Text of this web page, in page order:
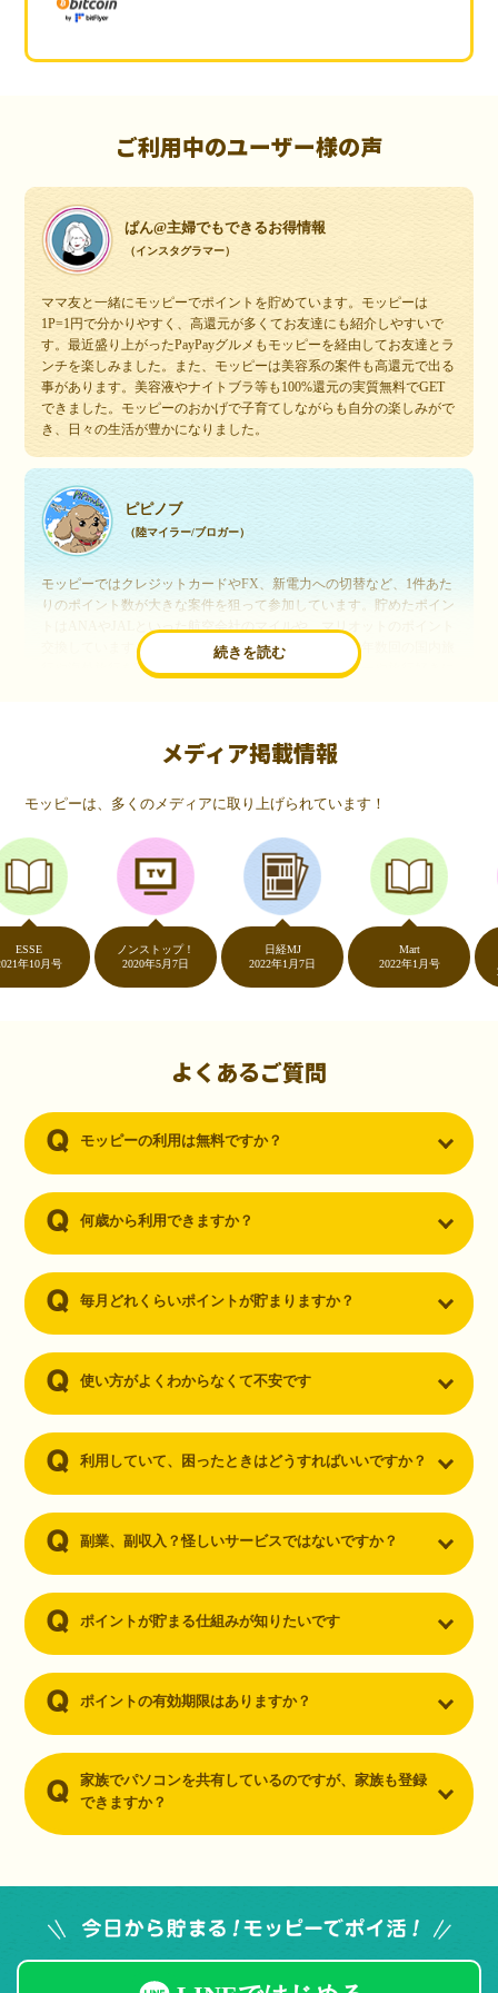
ご利用中のユーザー様の声
ぱん@主婦でもできるお得情報
（インスタグラマー）
ママ友と一緒にモッピーでポイントを貯めています。モッピーは
1P=1円で分かりやすく、高還元が多くてお友達にも紹介しやすいで
す。最近盛り上がったPayPayグルメもモッピーを経由してお友達とラ
ンチを楽しみました。また、モッピーは美容系の案件も高還元で出る
事があります。美容液やナイトブラ等も100%還元の実質無料でGET
できました。モッピーのおかげで子育てしながらも自分の楽しみがで
き、日々の生活が豊かになりました。
続きを読む
ピピノブ
（陸マイラー/ブロガー）
モッピーではクレジットカードやFX、新電力への切替など、1件あた
りのポイント数が大きな案件を狙って参加しています。貯めたポイン
交換しています。このようにすることで、ほぼ無料で年数回の国内旅
行や海外旅行を実現しています。モッピーは陸マイラーや旅行好きに
いつものネットショッピングが、モッピーでお得
（20代・女性）
友達に勧められてモッピーをはじめました。空いた時間にスマホで買
い物をすることが多いのですが、モッピーを経由するだけでショップ
のポイントとモッピーのポイントが二重で貯まることを知り、ビック
リ…！いつものネットショッピングをモッピーを経由するだけでポイ
ントが貯まるなんて…もっと早く教えてほしかった～！貯まったポイ
ントはギフト券に交換して、プチ贅沢を楽しんでます♪
（30代・男性）
ーを知りました。クレジットカードを発行するだけでポイントが貯ま
るならと無料登録して、クレジットカードの発行やアプリダウンロー
メディア掲載情報
モッピーは、多くのメディアに取り上げられています！
月号
ノンストップ！
2020年5月7日
日経MJ
2022年1月7日
2022年1月号
内
超社
2021
よくあるご質問
モッピーの利用は無料ですか？
何歳から利用できますか？
毎月どれくらいポイントが貯まりますか？
使い方がよくわからなくて不安です
利用していて、困ったときはどうすればいいですか？
副業、副収入？怪しいサービスではないですか？
ポイントが貯まる仕組みが知りたいです
ポイントの有効期限はありますか？
家族でパソコンを共有しているのですが、家族も登録
できますか？